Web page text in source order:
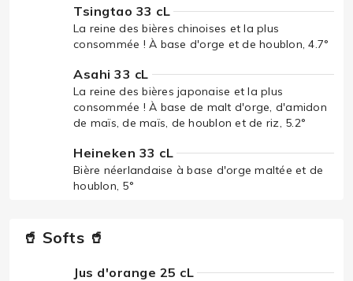
Tsingtao 33 cL
La reine des bières chinoises et la plus
consommée ! À base d'orge et de houblon, 4.7°
Asahi 33 cL
La reine des bières japonaise et la plus
consommée ! À base de malt d'orge, d'amidon
de maïs, de maïs, de houblon et de riz, 5.2°
Heineken 33 cL
Bière néerlandaise à base d'orge maltée et de
houblon, 5°
🥤 Softs 🥤
Jus d'orange 25 cL